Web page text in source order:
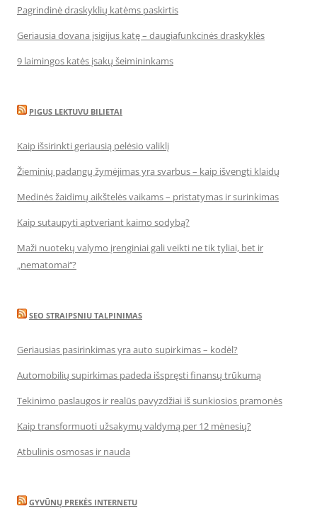
Pagrindinė draskyklių katėms paskirtis
Geriausia dovana įsigijus katę – daugiafunkcinės draskyklės
9 laimingos katės įsakų šeimininkams
PIGUS LEKTUVU BILIETAI
Kaip išsirinkti geriausią pelėsio valiklį
Žieminių padangų žymėjimas yra svarbus – kaip išvengti klaidų
Medinės žaidimų aikštelės vaikams – pristatymas ir surinkimas
Kaip sutaupyti aptveriant kaimo sodybą?
Maži nuotekų valymo įrenginiai gali veikti ne tik tyliai, bet ir
„nematomai‘‘?
SEO STRAIPSNIU TALPINIMAS
Geriausias pasirinkimas yra auto supirkimas – kodėl?
Automobilių supirkimas padeda išspręsti finansų trūkumą
Tekinimo paslaugos ir realūs pavyzdžiai iš sunkiosios pramonės
Kaip transformuoti užsakymų valdymą per 12 mėnesių?
Atbulinis osmosas ir nauda
GYVŪNŲ PREKĖS INTERNETU